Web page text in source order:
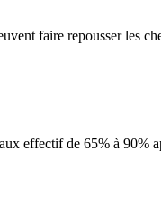
faire repousser les
effectif de 65% à 90%